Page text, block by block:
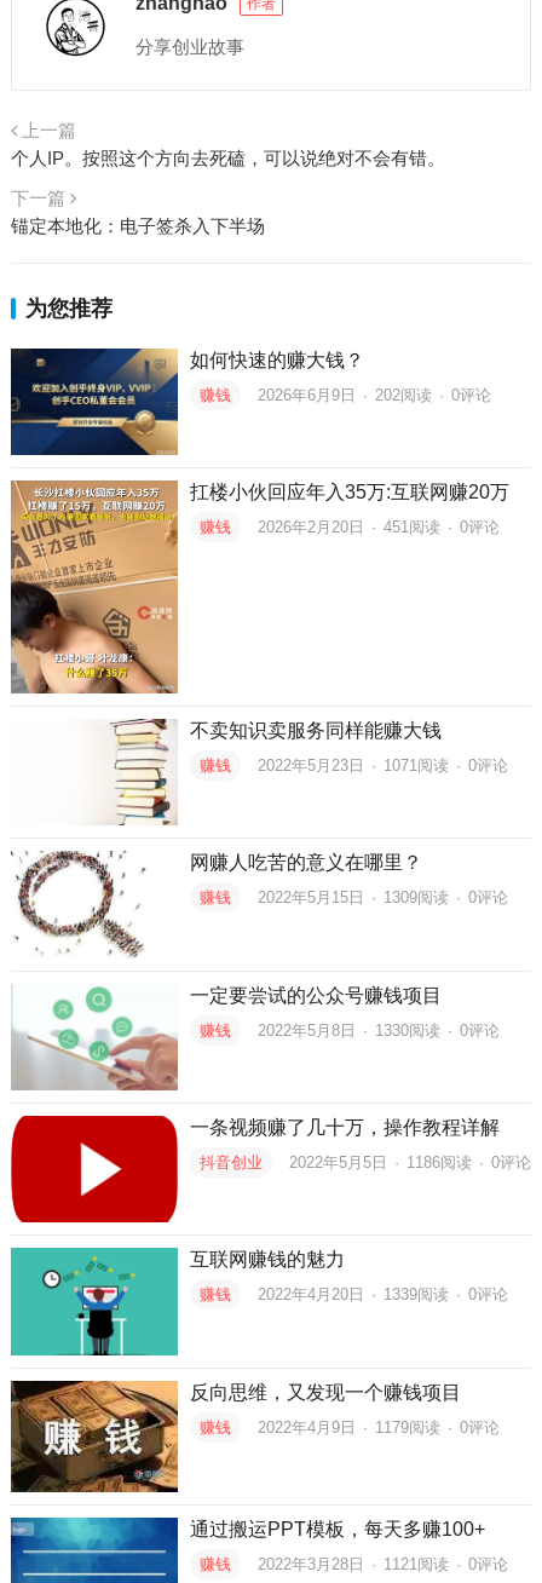
分享创业故事
上一篇
个人IP。按照这个方向去死磕，可以说绝对不会有错。
下一篇
锚定本地化：电子签杀入下半场
为您推荐
如何快速的赚大钱？
赚钱 2026年6月9日 · 202阅读 · 0评论
扛楼小伙回应年入35万:互联网赚20万
赚钱 2026年2月20日 · 451 阅读 · 0评论
不卖知识卖服务同样能赚大钱
赚钱 2022年5月23日 · 1071 阅读 · 0评论
网赚人吃苦的意义在哪里？
赚钱 2022年5月15日 · 1309阅读 · 0评论
一定要尝试的公众号赚钱项目
赚钱 2022年5月8日 · 1330阅读 · 0评论
一条视频赚了几十万，操作教程详解
抖音创业 2022年5月5日 · 1186阅读 · 0评论
互联网赚钱的魅力
赚钱 2022年4月20日 · 1339阅读 · 0评论
反向思维，又发现一个赚钱项目
赚钱 2022年4月9日 · 1179阅读 · 0评论
通过搬运PPT模板，每天多赚100+
赚钱 2022年3月28日 · 1121 阅读 · 0评论